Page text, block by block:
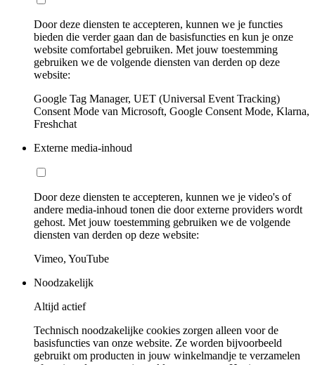
Door deze diensten te accepteren, kunnen we je functies
bieden die verder gaan dan de basisfuncties en kun je onze
website comfortabel gebruiken. Met jouw toestemming
gebruiken we de volgende diensten van derden op deze
website:
Google Tag Manager, UET (Universal Event Tracking)
Consent Mode van Microsoft, Google Consent Mode, Klarna,
Freshchat
Externe media-inhoud
Door deze diensten te accepteren, kunnen we je video's of
andere media-inhoud tonen die door externe providers wordt
gehost. Met jouw toestemming gebruiken we de volgende
diensten van derden op deze website:
Vimeo, YouTube
Noodzakelijk
Altijd actief
Technisch noodzakelijke cookies zorgen alleen voor de
basisfuncties van onze website. Ze worden bijvoorbeeld
gebruikt om producten in jouw winkelmandje te verzamelen